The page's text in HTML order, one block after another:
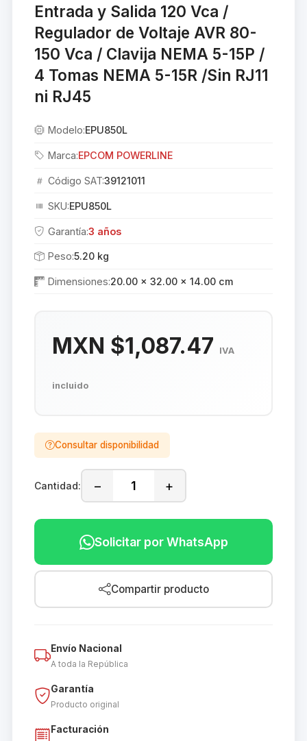
Entrada y Salida 120 Vca /
Regulador de Voltaje AVR 80-
150 Vca / Clavija NEMA 5-15P /
4 Tomas NEMA 5-15R /Sin RJ11
ni RJ45
Modelo:EPU850L
Marca:EPCOM POWERLINE
Código SAT:39121011
SKU:EPU850L
Garantía:3 años
Peso:5.20 kg
Dimensiones:20.00 × 32.00 × 14.00 cm
MXN $1,087.47 IVA
incluido
Consultar disponibilidad
Cantidad: − +
Solicitar por WhatsApp
Compartir producto
Envío Nacional
A toda la República
Garantía
Producto original
Facturación